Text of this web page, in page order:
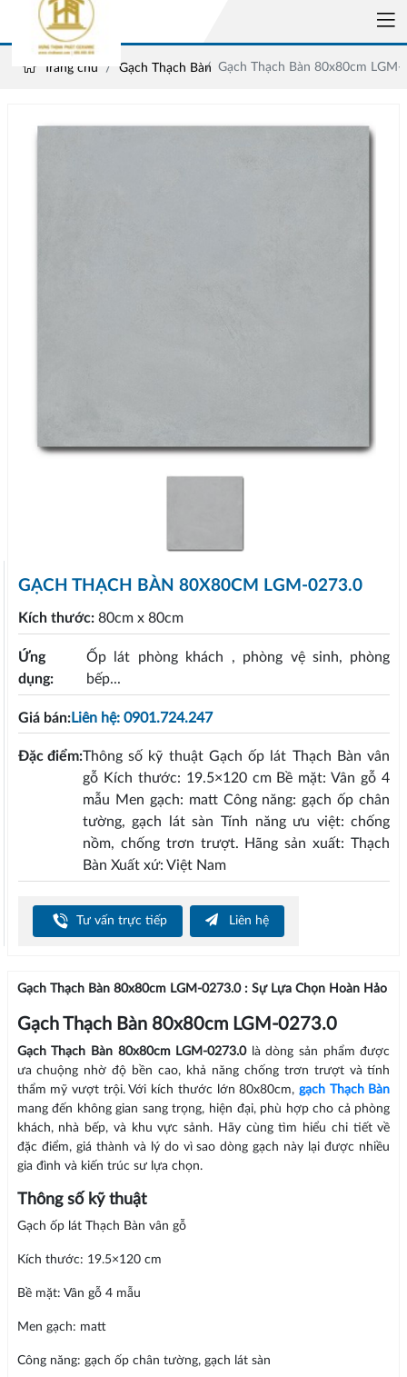
Trang chủ Gạch Thạch Bàn Gạch Thạch Bàn 80x80cm LGM-
GẠCH THẠCH BÀN 80X80CM LGM-0273.0
Kích thước: 80cm x 80cm
Ứng
dụng:
Ốp lát phòng khách , phòng vệ sinh, phòng
bếp...
Giá bán:Liên hệ: 0901.724.247
Đặc điểm:Thông số kỹ thuật Gạch ốp lát Thạch Bàn vân
gỗ Kích thước: 19.5×120 cm Bề mặt: Vân gỗ 4
mẫu Men gạch: matt Công năng: gạch ốp chân
tường, gạch lát sàn Tính năng ưu việt: chống
nồm, chống trơn trượt. Hãng sản xuất: Thạch
Bàn Xuất xứ: Việt Nam
Tư vấn trực tiếp Liên hệ
Gạch Thạch Bàn 80x80cm LGM-0273.0 : Sự Lựa Chọn Hoàn Hảo
Gạch Thạch Bàn 80x80cm LGM-0273.0
Gạch Thạch Bàn 80x80cm LGM-0273.0 là dòng sản phẩm được
ưa chuộng nhờ độ bền cao, khả năng chống trơn trượt và tính
thẩm mỹ vượt trội. Với kích thước lớn 80x80cm, gạch Thạch Bàn
mang đến không gian sang trọng, hiện đại, phù hợp cho cả phòng
khách, nhà bếp, và khu vực sảnh. Hãy cùng tìm hiểu chi tiết về
đặc điểm, giá thành và lý do vì sao dòng gạch này lại được nhiều
gia đình và kiến trúc sư lựa chọn.
Thông số kỹ thuật
Gạch ốp lát Thạch Bàn vân gỗ
Kích thước: 19.5×120 cm
Bề mặt: Vân gỗ 4 mẫu
Men gạch: matt
Công năng: gạch ốp chân tường, gạch lát sàn